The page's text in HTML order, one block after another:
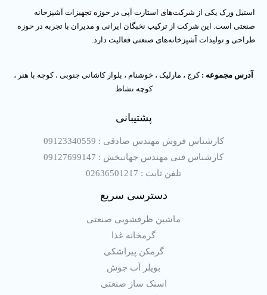
استیل ورک یکی از شرکت‌های استارت آپی در حوزه تجهیزات آشپزخانه
صنعتی است. این شرکت از ترکیب نخبگان ایرانی و مدیران با تجربه در حوزه
طراحی و تولیدات آشپزخانه‌های صنعتی فعالیت دارد.
آدرس مجموعه : کرج ، مارلیک ، خوشنام ، بلوار کاشانی جنوبی ، کوچه با هنر ،
کوچه نشاط
پشتیبانی
کارشناس فروش مهندس صادقی : 09123340559
کارشناس فنی مهندس جهانبخش : 09127699147
تلفن ثابت : 02636501217
دسترسی سریع
ماشین ظرفشویی صنعتی
گرمخانه غذا
گرمکن پیراشکی
بویلر آب جوش
اسنک ساز صنعتی